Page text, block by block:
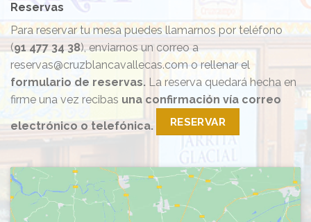
Reservas
Para reservar tu mesa puedes llamarnos por teléfono
(91 477 34 38), enviarnos un correo a
reservas@cruzblancavallecas.com o rellenar el
formulario de reservas. La reserva quedará hecha en
firme una vez recibas una confirmación vía correo
electrónico o telefónica. RESERVAR